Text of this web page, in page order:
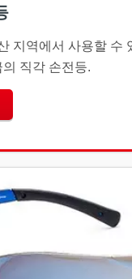
지역에서 사용할 수
직각 손전등.